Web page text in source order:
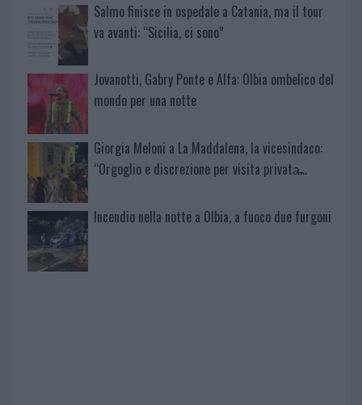
Salmo finisce in ospedale a Catania, ma il tour
va avanti: “Sicilia, ci sono”
Jovanotti, Gabry Ponte e Alfa: Olbia ombelico del
mondo per una notte
Giorgia Meloni a La Maddalena, la vicesindaco:
“Orgoglio e discrezione per visita privata̶…
Incendio nella notte a Olbia, a fuoco due furgoni